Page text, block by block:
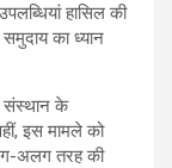
हासिल की
का ध्यान
संस्थान के
इस मामले को
अलग तरह की